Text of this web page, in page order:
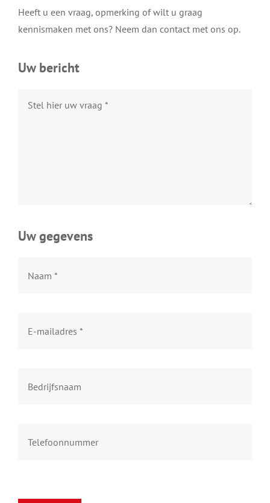
MVO
Inloggen Portal
Heeft u een vraag, opmerking of wilt u graag
kennismaken met ons? Neem dan contact met ons op.
Uw bericht
Uw gegevens